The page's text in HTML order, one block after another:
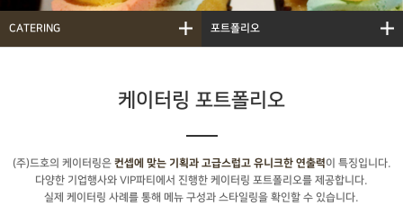
CATERING 포트폴리오
케이터링 포트폴리오
(주)드호의 케이터링은 컨셉에 맞는 기획과 고급스럽고 유니크한 연출력이 특징입니다.
다양한 기업행사와 VIP파티에서 진행한 케이터링 포트폴리오를 제공합니다.
실제 케이터링 사례를 통해 메뉴 구성과 스타일링을 확인할 수 있습니다.